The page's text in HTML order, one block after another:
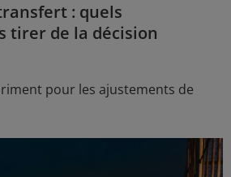
: quels
tirer de la décision
pour les ajustements de